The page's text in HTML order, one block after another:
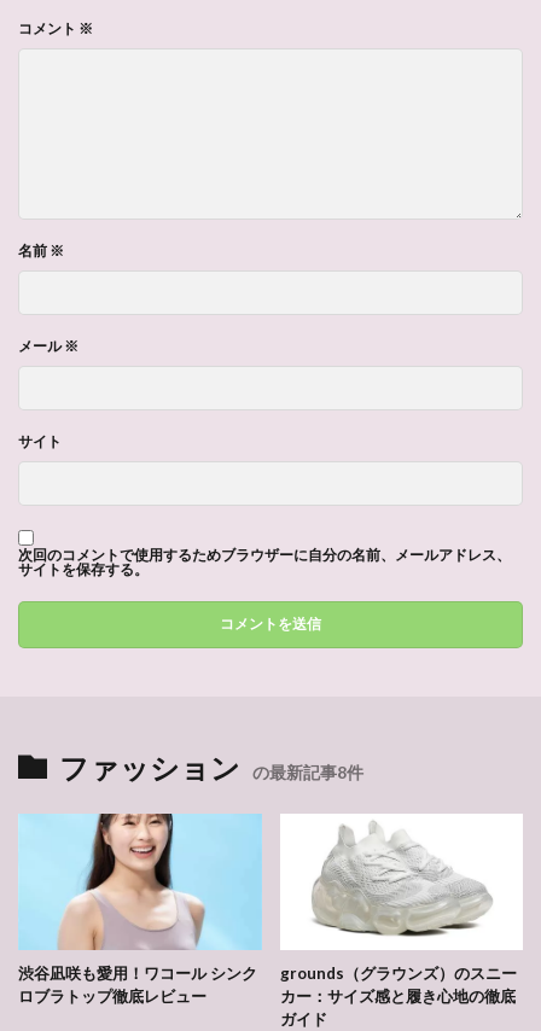
コメント ※
名前 ※
メール※
サイト
次回のコメントで使用するためブラウザーに自分の名前、メールアドレス、
サイトを保存する。
ファッション の最新記事8件
渋谷凪咲も愛用！ワコール シンク
ロブラトップ徹底レビュー
grounds（グラウンズ）のスニー
カー：サイズ感と履き心地の徹底
ガイド